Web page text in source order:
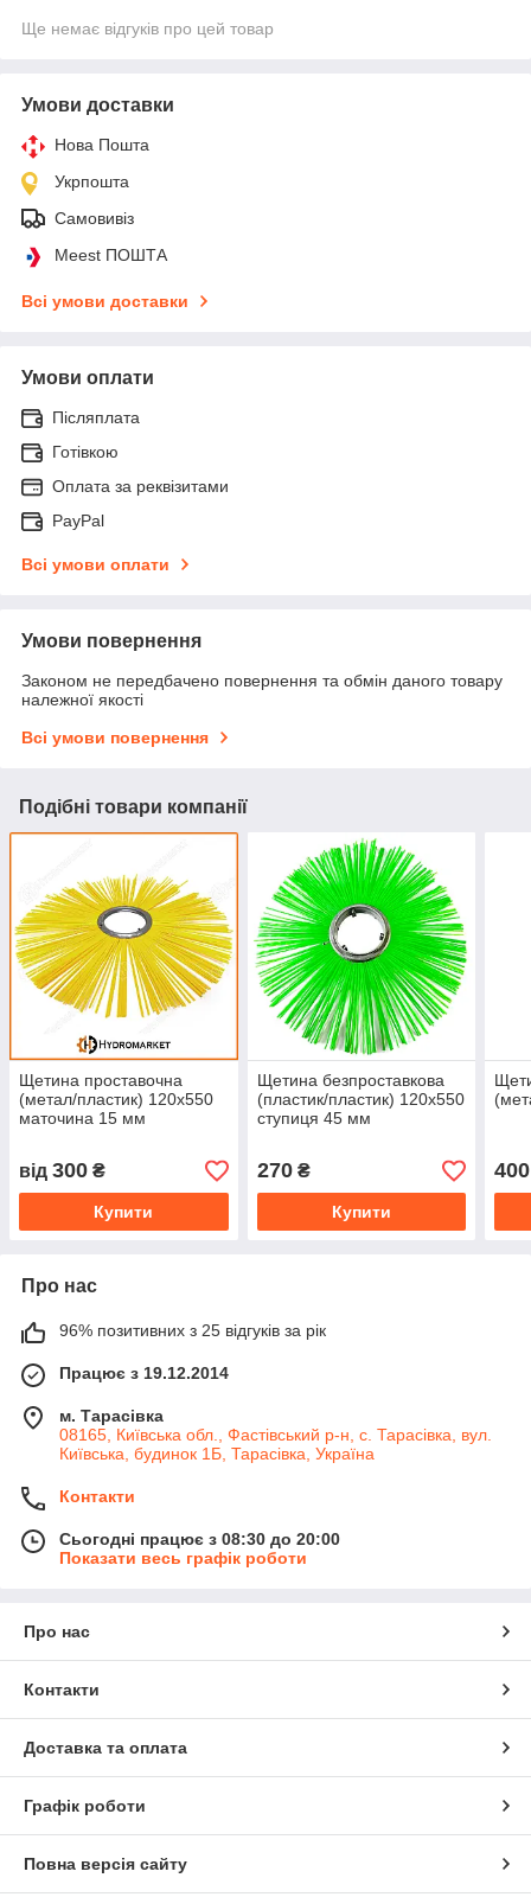
Ще немає відгуків про цей товар
Умови доставки
Нова Пошта
Укрпошта
Самовивіз
Meest ПОШТА
Всі умови доставки
Умови оплати
Післяплата
Готівкою
Оплата за реквізитами
PayPal
Всі умови оплати
Умови повернення
Законом не передбачено повернення та обмін даного товару
належної якості
Всі умови повернення
Подібні товари компанії
Щетина проставочна
(метал/пластик) 120x550
маточина 15 мм
від 300 ₴
Купити
Щетина безпроставкова
(пластик/пластик) 120x550
ступиця 45 мм
270₴
Купити
400
Про нас
96% позитивних з 25 відгуків за рік
Працює з 19.12.2014
м. Тарасівка
08165, Київська обл., Фастівський р-н, с. Тарасівка, вул.
Київська, будинок 1Б, Тарасівка, Україна
Контакти
Сьогодні працює з 08:30 до 20:00
Показати весь графік роботи
Про нас
Контакти
Доставка та оплата
Графік роботи
Повна версія сайту